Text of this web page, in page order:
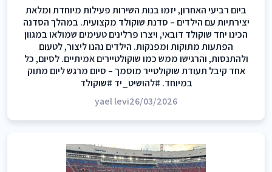
ביום רביעי האחרון, יזמו בנות השירות פעילות מיוחדת ומלאת
יצירתיות עם הילדים – סדנת שוקולד מקצועית. במהלך הסדנה
הכינו יחד שוקולד דובאי, ויצרו פרלינים טעימים שמולאו במגוון
הפתעות מתוקות ומפנקות. הילדים נהנו ליצור, לטעום
ולהתנסות, והרגישו ממש כמו שוקולטיירים אמיתיים. לסיום, כל
אחד קיבל תעודת שוקולטייר מוסמך – סיום מרגש ליום מתוק
במיוחד. #להושיט_יד #שוקולד
yael levi26/03/2026